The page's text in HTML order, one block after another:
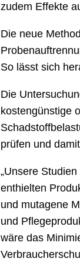
zudem Effekte
Die neue
So lässt sich
Die
kostengünstige
prüfen und
„Unsere
enthielten
und mutagene
und
wäre das